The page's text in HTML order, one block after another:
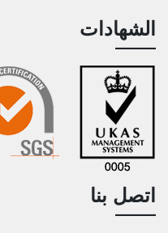
الشهادات
اتصل بنا